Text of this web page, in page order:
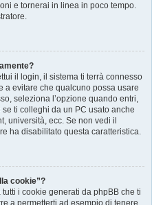
e tornerai in linea in poco tempo.
il login, il sistema ti terrà connesso
a evitare che qualcuno possa usare
seleziona l’opzione quando entri,
ti colleghi da un PC usato anche
università, ecc. Se non vedi il
ha disabilitato questa caratteristica.
cookie”?
i cookie generati da phpBB che ti
a permetterti ad esempio di tenere